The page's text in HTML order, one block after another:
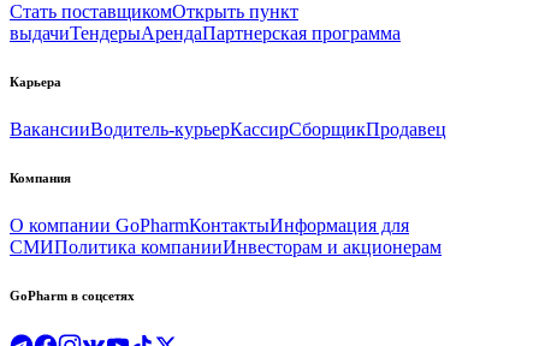
Стать поставщикомОткрыть пункт
выдачиТендерыАрендаПартнерская программа
Карьера
ВакансииВодитель-курьерКассирСборщикПродавец
Компания
О компании GoPharmКонтактыИнформация для
СМИПолитика компанииИнвесторам и акционерам
GoPharm в соцсетях